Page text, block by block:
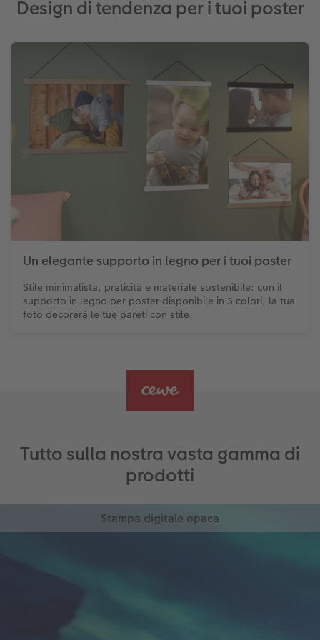
Design di tendenza per i tuoi poster
Un elegante supporto in legno per i tuoi poster
Stile minimalista, praticità e materiale sostenibile: con il
supporto in legno per poster disponibile in 3 colori, la tua
foto decorerà le tue pareti con stile.
Tutto sulla nostra vasta gamma di
prodotti